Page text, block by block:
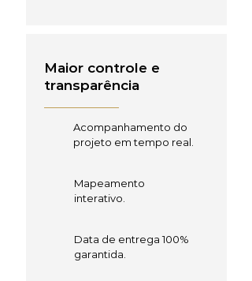
Maior controle e
transparência
Acompanhamento do
projeto em tempo real.
Mapeamento
interativo.
Data de entrega 100%
garantida.